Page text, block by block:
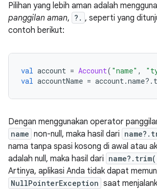
Pilihan yang lebih aman adalah
panggilan aman, ?. , seperti yang
contoh berikut:
val account = Account( "name" ,
val accountName = account.name?.
Dengan menggunakan operator
name non-null, maka hasil dari
nama tanpa spasi kosong di awal atau
adalah null, maka hasil dari
Artinya, aplikasi Anda tidak dapat
NullPointerException saat